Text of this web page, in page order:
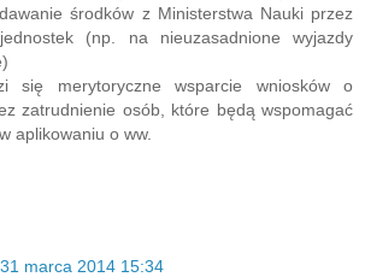
środków z Ministerstwa Nauki przez
(np. na nieuzasadnione wyjazdy
się merytoryczne wsparcie wniosków o
zatrudnienie osób, które będą wspomagać
aplikowaniu o ww.
31 marca 2014 15:34